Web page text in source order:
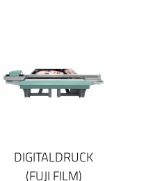
DIGITALDRUCK
(FUJI FILM)